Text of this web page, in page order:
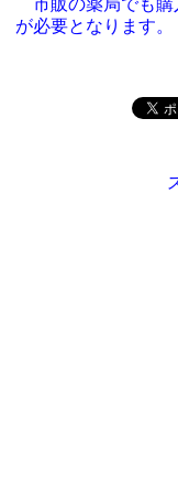
市販の薬局でも
が必要となります。